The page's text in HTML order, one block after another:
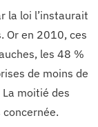
la loi l’instaurait
Or en 2010, ces
les 48 %
de moins de
moitié des